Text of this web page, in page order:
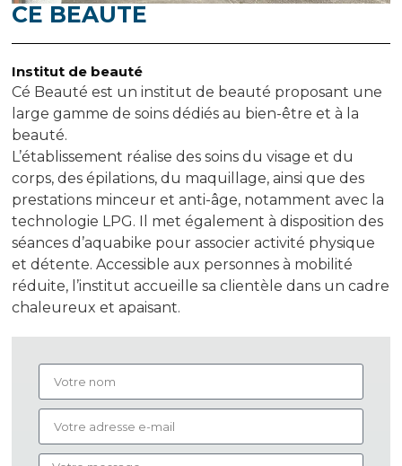
CE BEAUTE
Institut de beauté
Cé Beauté est un institut de beauté proposant une
large gamme de soins dédiés au bien-être et à la
beauté.
L’établissement réalise des soins du visage et du
corps, des épilations, du maquillage, ainsi que des
prestations minceur et anti-âge, notamment avec la
technologie LPG. Il met également à disposition des
séances d’aquabike pour associer activité physique
et détente. Accessible aux personnes à mobilité
réduite, l’institut accueille sa clientèle dans un cadre
chaleureux et apaisant.